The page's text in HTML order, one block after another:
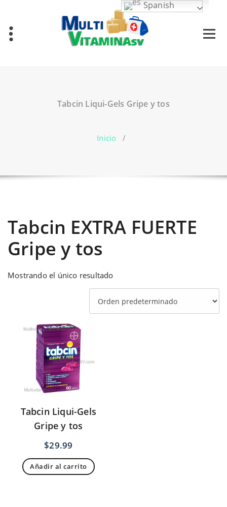
contenido
Tabcin Liqui-Gels Gripe y tos
Inicio /
Tabcin EXTRA FUERTE
Gripe y tos
Mostrando el único resultado
Tabcin Liqui-Gels
Gripe y tos
$29.99
Añadir al carrito
Spanish